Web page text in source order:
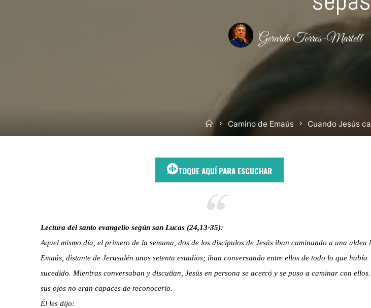
Gerardo Torres-Martell
InicioCamino de Emaús Cuando Jesús
TOQUE AQUÍ PARA ESCUCHAR
Lectura del santo evangelio según san Lucas (24,13-35):
Aquel mismo día, el primero de la semana, dos de los discípulos de Jesús iban caminando a una aldea
Emaús, distante de Jerusalén unos setenta estadios; iban conversando entre ellos de todo lo que había
sucedido. Mientras conversaban y discutían, Jesús en persona se acercó y se puso a caminar con
sus ojos no eran capaces de reconocerlo.
Él les dijo: